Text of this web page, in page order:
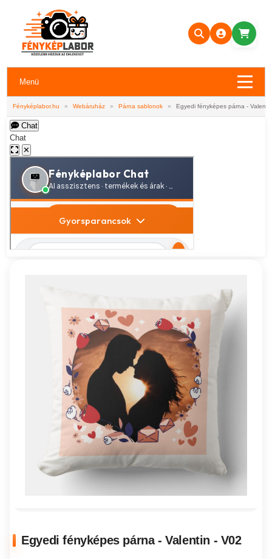
Menü
Fényképlabor.hu » Webáruház » Párna sablonok » Egyedi fényképes párna -
Chat
Chat
✕
Egyedi fényképes párna - Valentin - V02